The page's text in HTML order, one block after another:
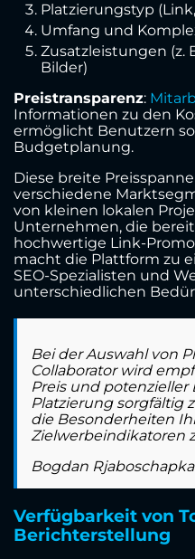
Platzierungstyp
Umfang und
Zusatzleistungen (z.
Bilder)
Preistransparenz:
Informationen zu den
ermöglicht Benutzern
Budgetplanung.
Diese breite
verschiedene
von kleinen lokalen
Unternehmen, die
hochwertige Link-
macht die Plattform zu
SEO-Spezialisten und
unterschiedlichen
Bei der Auswahl von
Collaborator wird
Preis und potenzieller
Platzierung sorgfältig
die Besonderheiten
Zielwerbeindikatoren
Bogdan Rjaboschapka
Verfügbarkeit von
Berichterstellung